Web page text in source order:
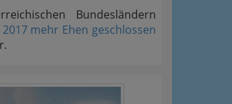
Bundesländern
2017 mehr Ehen geschlossen